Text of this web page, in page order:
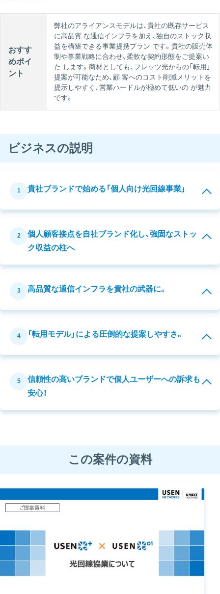
おすす
めポイ
ント
弊社のアライアンスモデルは、貴社の既存サービス
に⾼品質 な通信インフラを加え、独⾃のストック収
益を構築できる事業提携プラン です。貴社の販売体
制や事業戦略に合わせ、柔軟な契約形態をご提案い
た します。商材としても、フレッツ光からの「転⽤」
提案が可能なため、顧 客へのコスト削減メリットを
提⽰しやすく、営業ハードルが極めて低いの が魅⼒
です。
ビジネスの説明
1 貴社ブランドで始める「個人向け光回線事業」
2
個人顧客接点を自社ブランド化し、強固なストッ
ク収益の柱へ
3 高品質な通信インフラを貴社の武器に。
4 「転用モデル」による圧倒的な提案しやすさ。
5
信頼性の高いブランドで個人ユーザーへの訴求も
安心！
この案件の資料